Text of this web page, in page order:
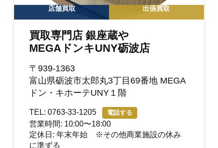
店舗買取 出張買取
買取専門店 銀座蔵や
MEGAドンキUNY砺波店
〒939-1363
富山県砺波市太郎丸3丁目69番地 MEGA
ドン・キホーテUNY１階
TEL: 0763-33-1205 電話する
営業時間: 10:00〜18:00
定休日: 年末年始 ※その他商業施設の休み
に準ずる